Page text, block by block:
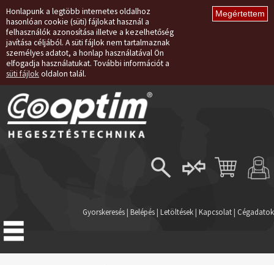
Honlapunk a legtöbb internetes oldalhoz
hasonlóan cookie (süti) fájlokat használ a
felhasználók azonosítása illetve a kezelhetőség
javítása céljából. A süti fájlok nem tartalmaznak
személyes adatot, a honlap használatával Ön
elfogadja használatukat. További információt a
süti fájlok oldalon talál.
Regisztráció
Gyorskeresés| Belépés | Letöltések | Kapcsolat | Cégadatok